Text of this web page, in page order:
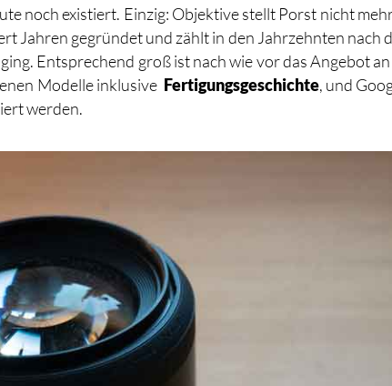
noch existiert. Einzig: Objektive stellt Porst nicht
Jahren gegründet und zählt in den Jahrzehnten nach
Entsprechend groß ist nach wie vor das Angebot
Modelle inklusive Fertigungsgeschichte, und
werden.